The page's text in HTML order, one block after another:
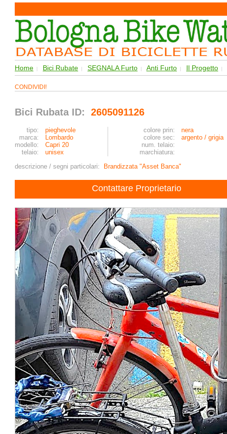
Home | Bici Rubate | SEGNALA Furto | Anti Furto | Il Progetto |
CONDIVIDI!
Bici Rubata ID: 2605091126
tipo: pieghevole colore prin: nera
marca:
Lombardo colore sec: argento / grigia
modello:
Capri 20 num. telaio:
telaio:
unisex
marchiatura:
descrizione / segni particolari:
Brandizzata "Asset Banca"
Contattare Proprietario